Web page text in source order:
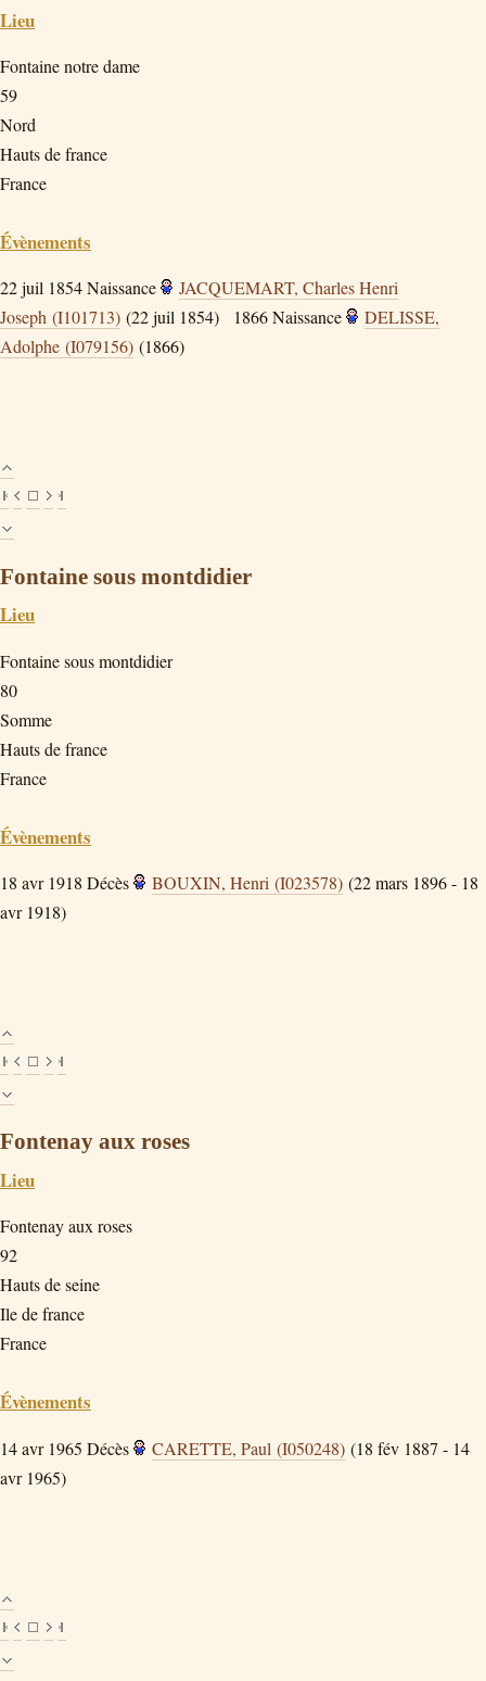
Lieu
Fontaine notre dame
59
Nord
Hauts de france
France
Évènements
22 juil 1854Naissance
JACQUEMART, Charles Henri
Joseph (I101713) (22 juil 1854) 1866Naissance
DELISSE,
Adolphe (I079156) (1866)
Fontaine sous montdidier
Lieu
Fontaine sous montdidier
80
Somme
Hauts de france
France
Évènements
18 avr 1918 Décès BOUXIN, Henri (I023578) (22 mars 1896 - 18
avr 1918)
Fontenay aux roses
Lieu
Fontenay aux roses
92
Hauts de seine
Ile de france
France
Évènements
14 avr 1965 Décès CARETTE, Paul (I050248) (18 fév 1887 - 14
avr 1965)